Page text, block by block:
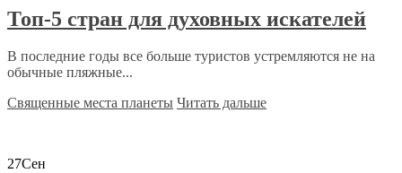
Топ-5 стран для духовных искателей
В последние годы все больше туристов устремляются не на
обычные пляжные...
Священные места планеты Читать дальше
27Сен